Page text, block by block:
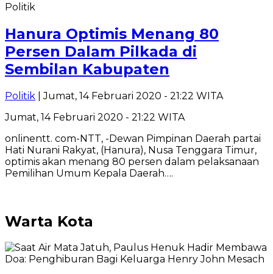
Politik
Hanura Optimis Menang 80
Persen Dalam Pilkada di
Sembilan Kabupaten
Politik | Jumat, 14 Februari 2020 - 21:22 WITA
Jumat, 14 Februari 2020 - 21:22 WITA
onlinentt. com-NTT, -Dewan Pimpinan Daerah partai
Hati Nurani Rakyat, (Hanura), Nusa Tenggara Timur,
optimis akan menang 80 persen dalam pelaksanaan
Pemilihan Umum Kepala Daerah….
Warta Kota